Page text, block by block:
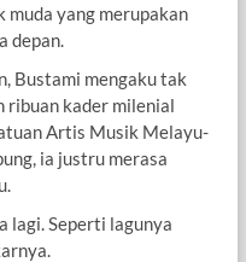
muda yang merupakan
depan.
Bustami mengaku tak
ribuan kader milenial
Artis Musik Melayu-
ia justru merasa
lagi. Seperti lagunya